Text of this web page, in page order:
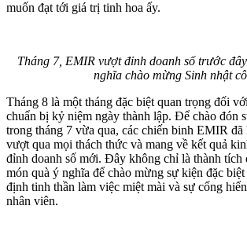
muốn đạt tới giá trị tinh hoa ấy.
Tháng 7, EMIR vượt đỉnh doanh số trước đây
nghĩa chào mừng Sinh nhật
Tháng 8 là một tháng đặc biệt quan trọng đối
chuẩn bị kỷ niệm ngày thành lập. Để chào đón
trong tháng 7 vừa qua, các chiến binh EMIR
vượt qua mọi thách thức và mang về kết quả
đỉnh doanh số mới. Đây không chỉ là thành tích
món quà ý nghĩa để chào mừng sự kiện đặc
định tinh thần làm việc miệt mài và sự cống
nhân viên.